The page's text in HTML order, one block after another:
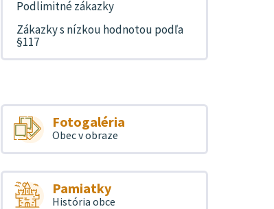
Podlimitné zákazky
Zákazky s nízkou hodnotou podľa
§117
Fotogaléria
Obec v obraze
Pamiatky
História obce